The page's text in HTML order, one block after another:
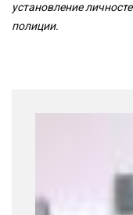
установление
полиции.